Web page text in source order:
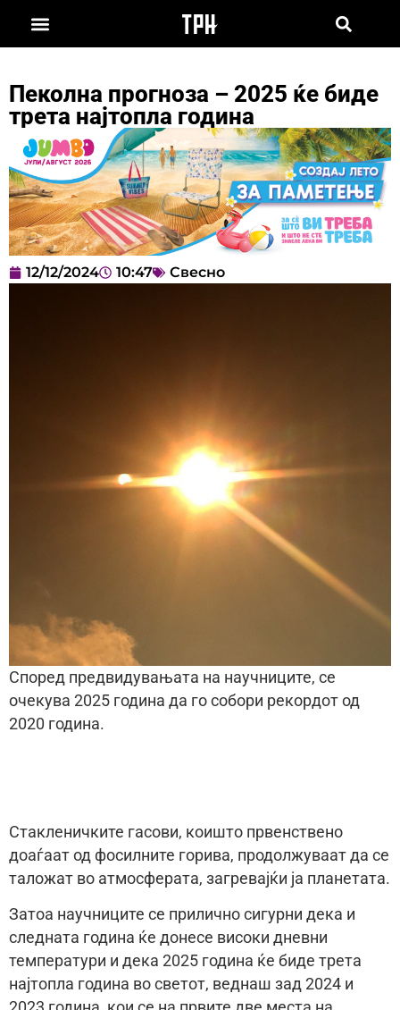
Пеколна прогноза – 2025 ќе биде
трета најтопла година
12/12/2024 10:47 Свесно
Според предвидувањата на научниците, се
очекува 2025 година да го собори рекордот од
2020 година.
Стакленичките гасови, коишто првенствено
доаѓаат од фосилните горива, продолжуваат да се
таложат во атмосферата, загревајќи ја планетата.
Затоа научниците се прилично сигурни дека и
следната година ќе донесе високи дневни
температури и дека 2025 година ќе биде трета
најтопла година во светот, веднаш зад 2024 и